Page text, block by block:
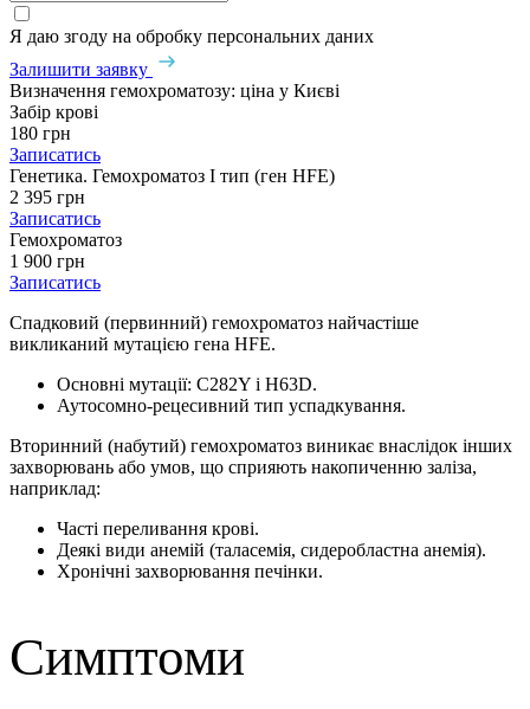
Я даю згоду на обробку персональних даних
Залишити заявку
Визначення гемохроматозу: ціна у Києві
Забір крові
180 грн
Записатись
Генетика. Гемохроматоз I тип (ген HFE)
2 395 грн
Записатись
Гемохроматоз
1 900 грн
Записатись
Спадковий (первинний) гемохроматоз найчастіше
викликаний мутацією гена HFE.
Основні мутації: C282Y і H63D.
Аутосомно-рецесивний тип успадкування.
Вторинний (набутий) гемохроматоз виникає внаслідок інших
захворювань або умов, що сприяють накопиченню заліза,
наприклад:
Часті переливання крові.
Деякі види анемій (таласемія, сидеробластна анемія).
Хронічні захворювання печінки.
Симптоми